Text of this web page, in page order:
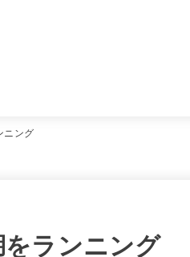
ニング
をランニング